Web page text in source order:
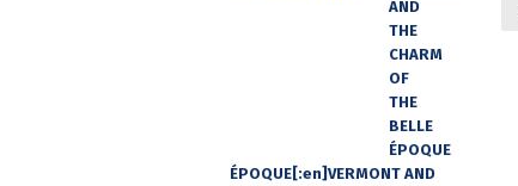
ÉPOQUE[:en]VERMONT AND